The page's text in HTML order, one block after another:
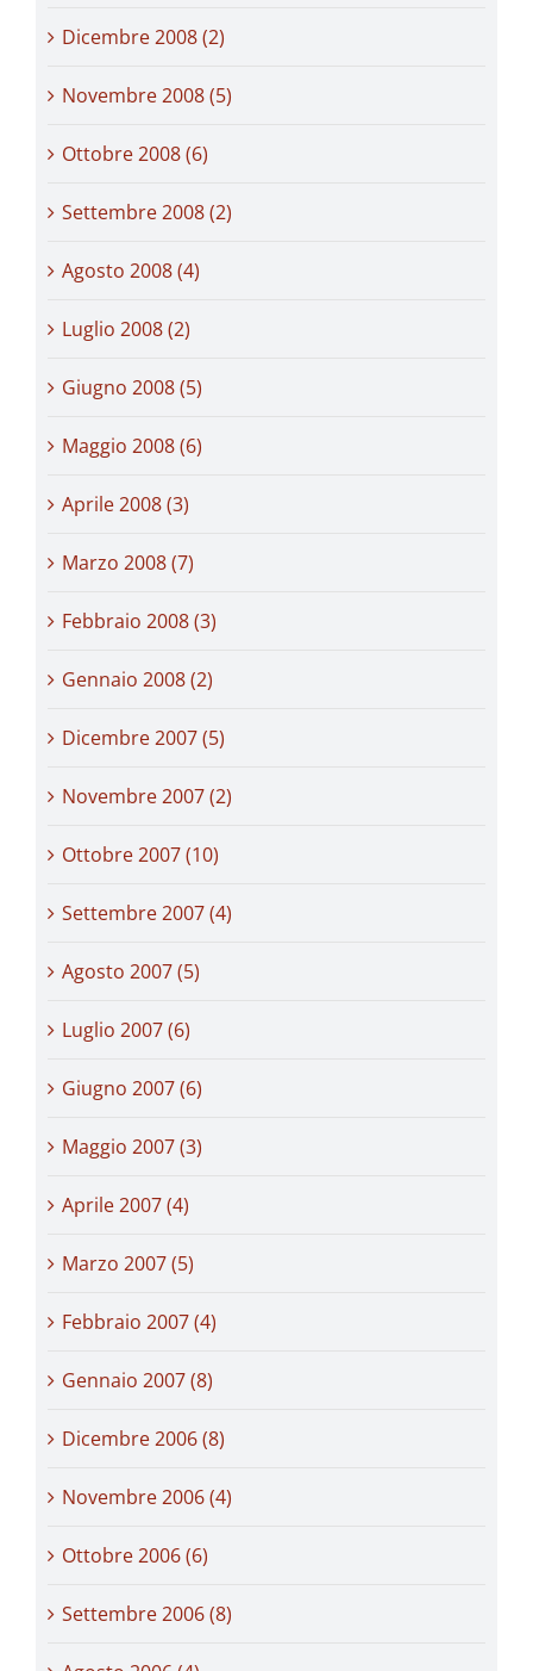
Dicembre 2008 (2)
Novembre 2008 (5)
Ottobre 2008 (6)
Settembre 2008 (2)
Agosto 2008 (4)
Luglio 2008 (2)
Giugno 2008 (5)
Maggio 2008 (6)
Aprile 2008 (3)
Marzo 2008 (7)
Febbraio 2008 (3)
Gennaio 2008 (2)
Dicembre 2007 (5)
Novembre 2007 (2)
Ottobre 2007 (10)
Settembre 2007 (4)
Agosto 2007 (5)
Luglio 2007 (6)
Giugno 2007 (6)
Maggio 2007 (3)
Aprile 2007 (4)
Marzo 2007 (5)
Febbraio 2007 (4)
Gennaio 2007 (8)
Dicembre 2006 (8)
Novembre 2006 (4)
Ottobre 2006 (6)
Settembre 2006 (8)